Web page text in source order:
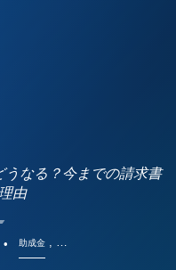
うなる？今までの請求書
由
助成金 , …